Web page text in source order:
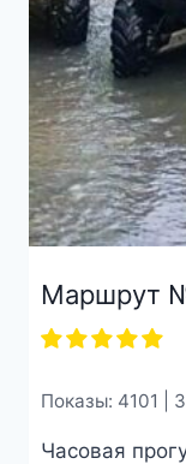
Маршрут
Показы: 4101 |
Часовая